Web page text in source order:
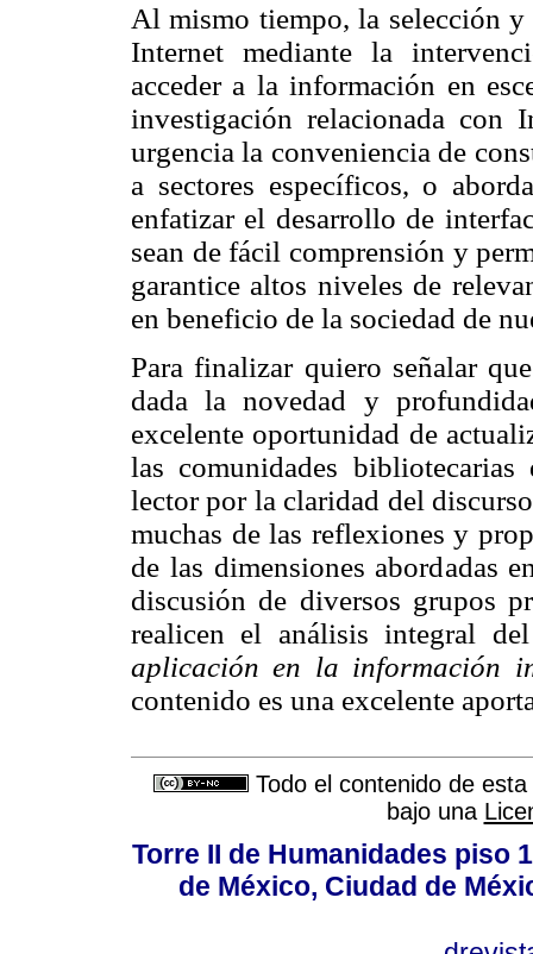
Al mismo tiempo, la selección
Internet mediante la
acceder a la información en
investigación relacionada con
urgencia la conveniencia de
a sectores específicos, o
enfatizar el desarrollo de
sean de fácil comprensión y
garantice altos niveles de
en beneficio de la sociedad de
Para finalizar quiero señalar
dada la novedad y
excelente oportunidad de
las comunidades
lector por la claridad del
muchas de las reflexiones y
de las dimensiones abordadas
discusión de diversos grupos
realicen el análisis integral
aplicación en la información
contenido es una excelente
Todo el contenido de
bajo una
Torre II de Humanidades piso
de México, Ciudad de